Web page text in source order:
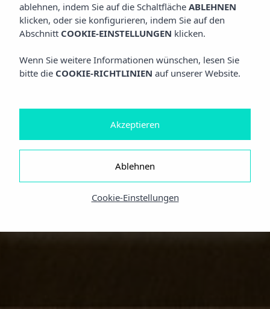
ablehnen, indem Sie auf die Schaltfläche ABLEHNEN
klicken, oder sie konfigurieren, indem Sie auf den
Abschnitt COOKIE-EINSTELLUNGEN klicken.
Wenn Sie weitere Informationen wünschen, lesen Sie
bitte die COOKIE-RICHTLINIEN auf unserer Website.
Cookie-Einstellungen
Ablehnen
Akzeptieren